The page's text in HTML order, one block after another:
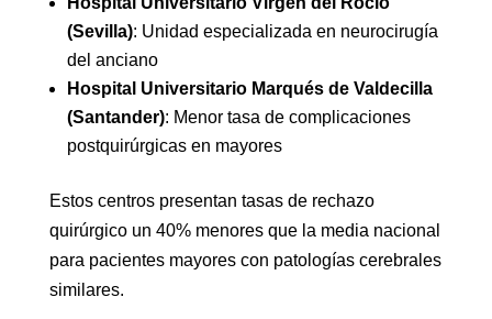
(Sevilla): Unidad especializada en neurocirugía
del anciano
Hospital Universitario Marqués de Valdecilla
(Santander): Menor tasa de complicaciones
postquirúrgicas en mayores
Estos centros presentan tasas de rechazo
quirúrgico un 40% menores que la media nacional
para pacientes mayores con patologías cerebrales
similares.